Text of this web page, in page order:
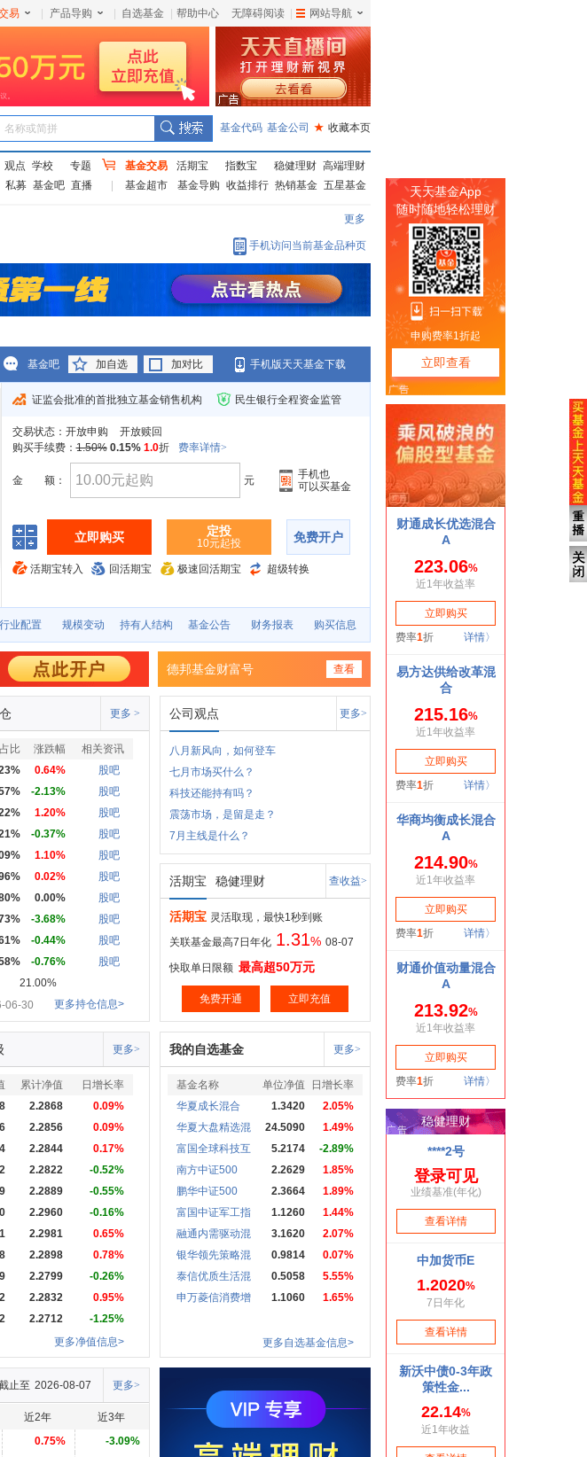
易 产品导购 自选基金 帮助中心 无障碍阅读 网站导航
名称或简拼 基金代码 基金公司 ★ 收藏本页
观点 学校
专题
私募 基金吧 直播
基金交易 活期宝 指数宝 稳健理财 高端理财
基金超市
基金导购 收益排行 热销基金 五星基金
更多
手机访问当前基金品种页
基金吧 加自选 加对比 手机版天天基金下载
证监会批准的首批独立基金销售机构 民生银行全程资金监管
交易状态： 开放申购
开放赎回
购买手续费：1.50% 0.15% 1.0折 费率详情>
金 额： 元
手机也
可以买基金
立即购买 定投
10元起投 免费开户
活期宝转入 回活期宝 极速回活期宝 超级转换
行业配置 规模变动 持有人结构 基金公告 财务报表 购买信息
德邦基金财富号 查看
更多 >
比 涨跌幅
相关资讯
0.64%
股吧
-2.13%
股吧
1.20%
股吧
-0.37%
股吧
1.10%
股吧
0.02%
股吧
0.00%
股吧
-3.68%
股吧
-0.44%
股吧
-0.76%
股吧
21.00%
06-30
更多持仓信息>
公司观点 更多>
八月新风向，如何登车
七月市场买什么？
科技还能持有吗？
震荡市场，是留是走？
7月主线是什么？
活期宝 稳健理财 查收益>
活期宝 灵活取现，最快1秒到账
关联基金最高7日年化 1.31% 08-07
快取单日限额 最高超50万元
免费开通 立即充值
更多>
累计净值
日增长率
2.2868
0.09%
2.2856
0.09%
2.2844
0.17%
2.2822
-0.52%
2.2889
-0.55%
2.2960
-0.16%
2.2981
0.65%
2.2898
0.78%
2.2799
-0.26%
2.2832
0.95%
2.2712
-1.25%
更多净值信息>
我的自选基金 更多>
基金名称 单位净值
日增长率
华夏成长混合
1.3420
2.05%
华夏大盘精选混
24.5090
1.49%
富国全球科技互
5.2174
-2.89%
南方中证500
2.2629
1.85%
鹏华中证500
2.3664
1.89%
富国中证军工指
1.1260
1.44%
融通内需驱动混
3.1620
2.07%
银华领先策略混
0.9814
0.07%
泰信优质生活混
0.5058
5.55%
申万菱信消费增
1.1060 1.65%
更多自选基金信息>
更多>
止至 2026-08-07
近2年
近3年
0.75%
-3.09%